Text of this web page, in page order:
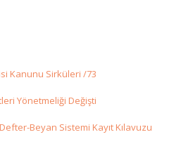
Kanunu Sirküleri /73
Yönetmeliği Değişti
Beyan Sistemi Kayıt Kılavuzu